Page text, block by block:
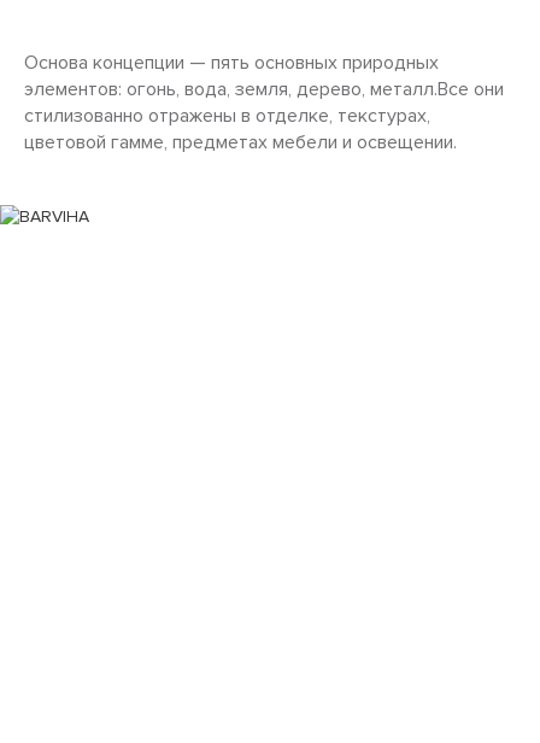
Основа концепции — пять основных природных
элементов: огонь, вода, земля, дерево, металл.Все они
стилизованно отражены в отделке, текстурах,
цветовой гамме, предметах мебели и освещении.